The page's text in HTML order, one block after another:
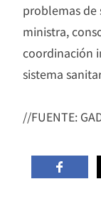
problemas
ministra,
coordinación
sistema
//FUENTE: